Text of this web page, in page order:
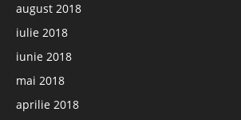
august 2018
iulie 2018
iunie 2018
mai 2018
aprilie 2018